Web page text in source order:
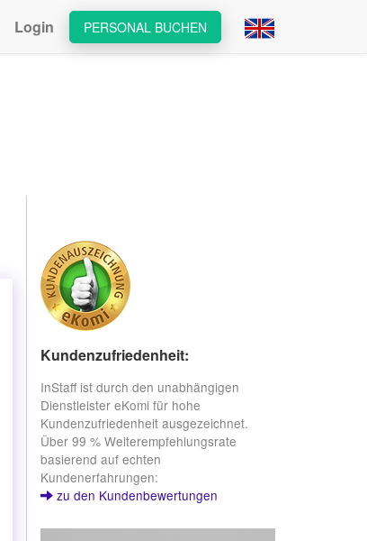
PERSONAL BUCHEN
Login
Kundenzufriedenheit:
InStaff ist durch den unabhängigen
Dienstleister eKomi für hohe
Kundenzufriedenheit ausgezeichnet.
Über 99 % Weiterempfehlungsrate
basierend auf echten
Kundenerfahrungen:
zu den Kundenbewertungen